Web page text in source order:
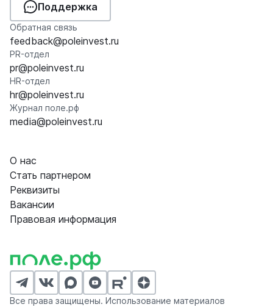
Поддержка
Обратная связь
feedback@poleinvest.ru
PR-отдел
pr@poleinvest.ru
HR-отдел
hr@poleinvest.ru
Журнал поле.рф
media@poleinvest.ru
О нас
Стать партнером
Реквизиты
Вакансии
Правовая информация
Все права защищены. Использование материалов